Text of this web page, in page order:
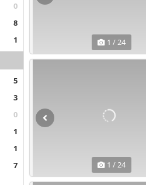
0
8
1
5
3
0
1
1
7
1 / 24
1 / 24